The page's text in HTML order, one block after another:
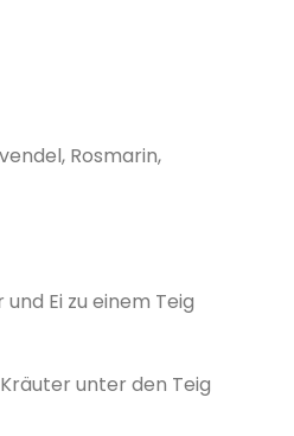
Rosmarin,
Ei zu einem Teig
unter den Teig